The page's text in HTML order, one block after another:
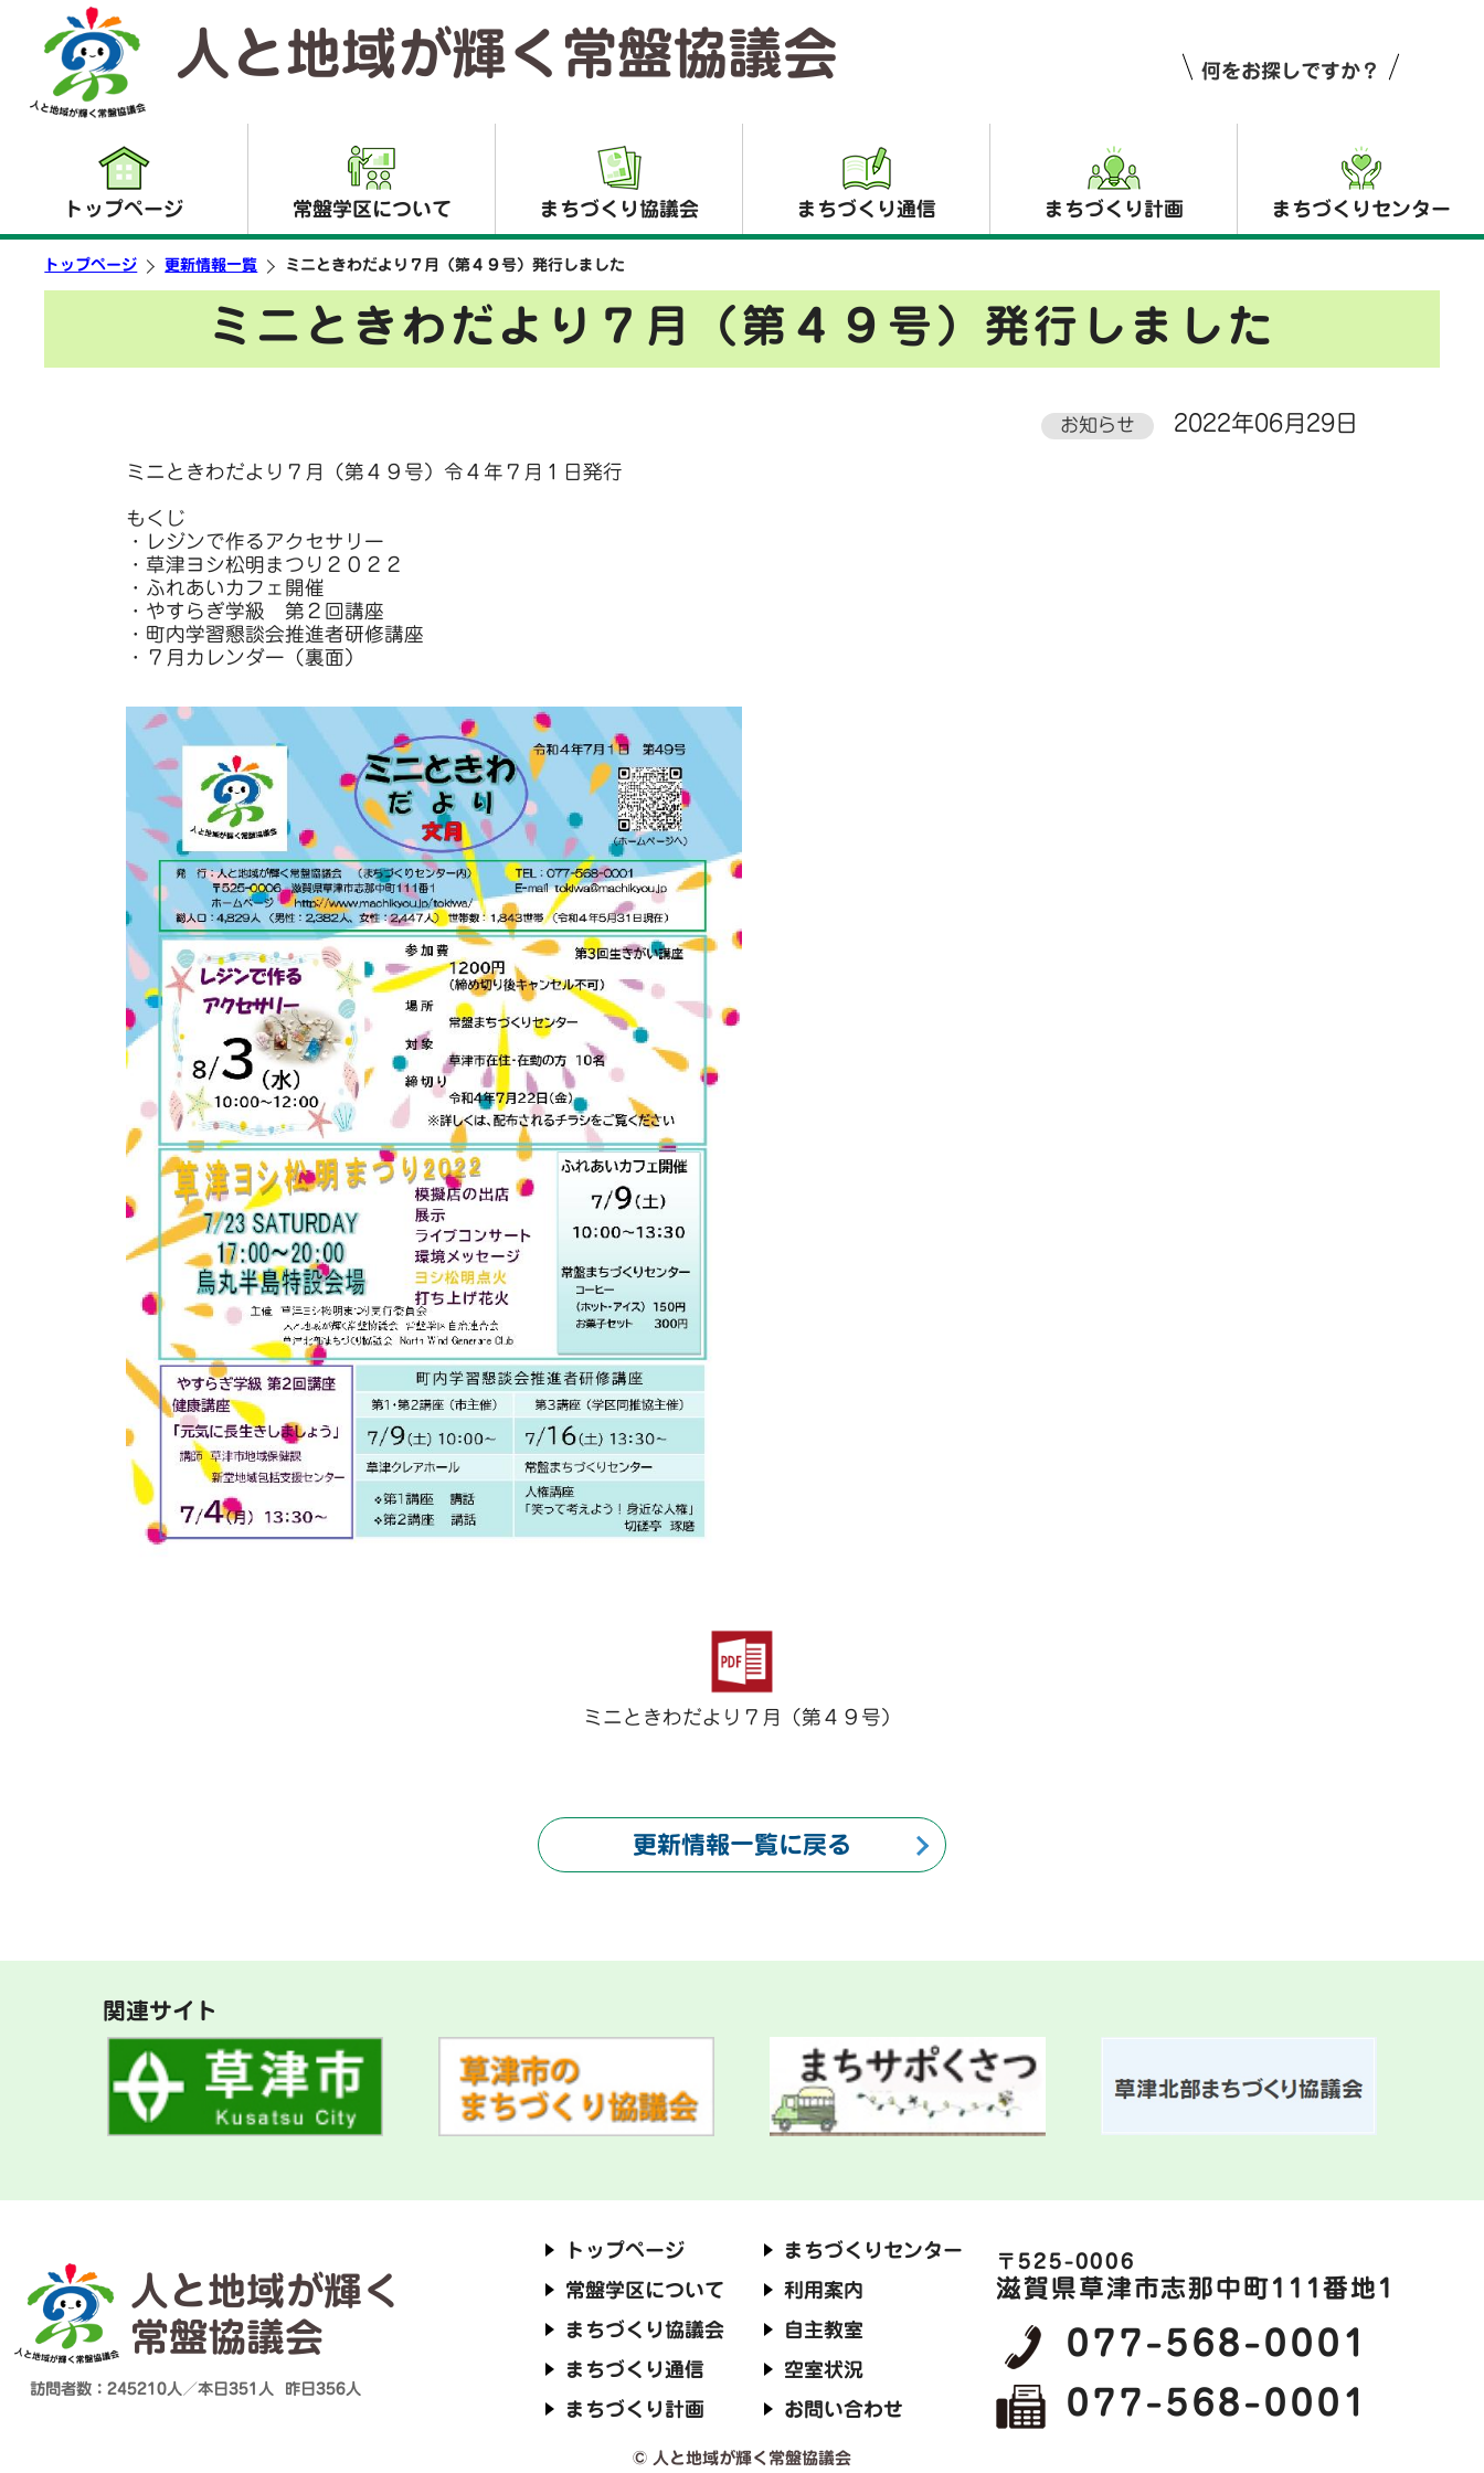
人と地域が輝く常盤協議会 何をお探しですか？
トップページ 常盤学区について まちづくり協議会 まちづくり通信 まちづくり計画 まちづくりセンター
トップページ 更新情報一覧 ミニときわだより７月（第４９号）発行しました
ミニときわだより７月（第４９号）発行しました
お知らせ 2022年06月29日
ミニときわだより７月（第４９号）令４年７月１日発行
もくじ
・レジンで作るアクセサリー
・草津ヨシ松明まつり２０２２
・ふれあいカフェ開催
・やすらぎ学級 第２回講座
・町内学習懇談会推進者研修講座
・７月カレンダー（裏面）
ミニときわだより７月（第４９号）
更新情報一覧に戻る
関連サイト
人と地域が輝く
常盤協議会
訪問者数：245210人／本日351人 昨日356人
トップページ
常盤学区について
まちづくり協議会
まちづくり通信
まちづくり計画
まちづくりセンター
利用案内
自主教室
空室状況
お問い合わせ
〒525-0006
滋賀県草津市志那中町111番地1
077-568-0001
077-568-0001
© 人と地域が輝く常盤協議会